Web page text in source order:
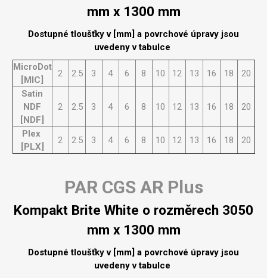
mm x 1300 mm
Dostupné tloušťky v [mm] a povrchové úpravy jsou
uvedeny v tabulce
MicroDot
[MIC]
2 2.5 3 4 6 8 10 12 13 16 18
20
Satin
NDF
[NDF]
2 2.5 3 4 6 8 10 12 13 16 18 20
Plex
[PLX]
2 2.5 3 4 6 8 10 12 13 16 18 20
PAR CGS AR Plus
Kompakt Brite White o rozměrech 3050
mm x 1300 mm
Dostupné tloušťky v [mm] a povrchové úpravy jsou
uvedeny v tabulce